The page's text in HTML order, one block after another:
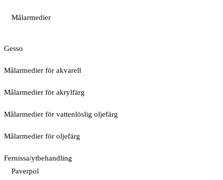
Målarmedier
Gesso
Målarmedier för akvarell
Målarmedier för akrylfärg
Målarmedier för vattenlöslig oljefärg
Målarmedier för oljefärg
Fernissa/ytbehandling
Paverpol